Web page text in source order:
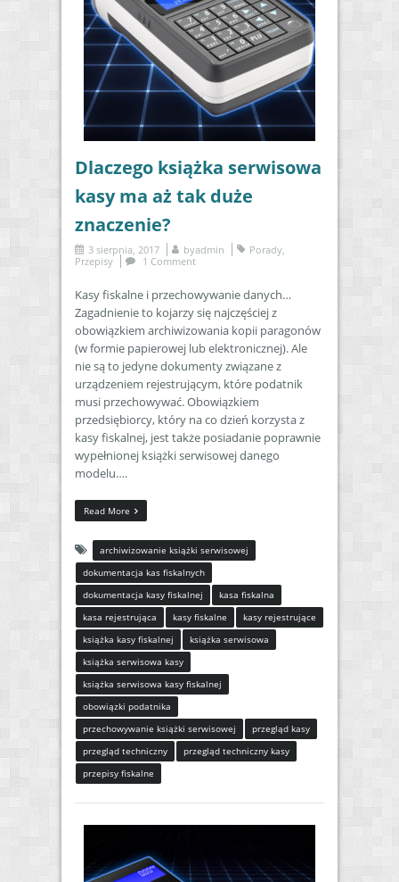
Dlaczego książka serwisowa
kasy ma aż tak duże
znaczenie?
3 sierpnia, 2017 byadmin Porady,
Przepisy
1 Comment
Kasy fiskalne i przechowywanie danych…
Zagadnienie to kojarzy się najczęściej z
obowiązkiem archiwizowania kopii paragonów
(w formie papierowej lub elektronicznej). Ale
nie są to jedyne dokumenty związane z
urządzeniem rejestrującym, które podatnik
musi przechowywać. Obowiązkiem
przedsiębiorcy, który na co dzień korzysta z
kasy fiskalnej, jest także posiadanie poprawnie
wypełnionej książki serwisowej danego
modelu….
Read More
archiwizowanie książki serwisowej
dokumentacja kas fiskalnych
dokumentacja kasy fiskalnej
kasa fiskalna
kasa rejestrująca
kasy fiskalne
kasy rejestrujące
książka kasy fiskalnej
książka serwisowa
książka serwisowa kasy
książka serwisowa kasy fiskalnej
obowiązki podatnika
przechowywanie książki serwisowej
przegląd kasy
przegląd techniczny
przegląd techniczny kasy
przepisy fiskalne